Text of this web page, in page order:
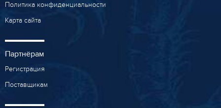
Политика конфиденциальности
Карта сайта
Партнёрам
Регистрация
Поставщикам